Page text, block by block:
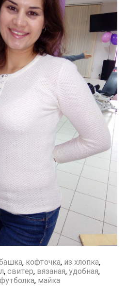
, кофточка, из хлопка,
, свитер, вязаная, удобная,
футболка, майка